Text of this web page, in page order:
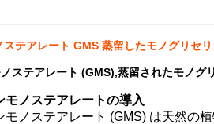
テアレート GMS 蒸留したモノグリセ
ステアレート (GMS),蒸留されたモノグ
ノステアレートの導入
ノステアレート (GMS) は天然の